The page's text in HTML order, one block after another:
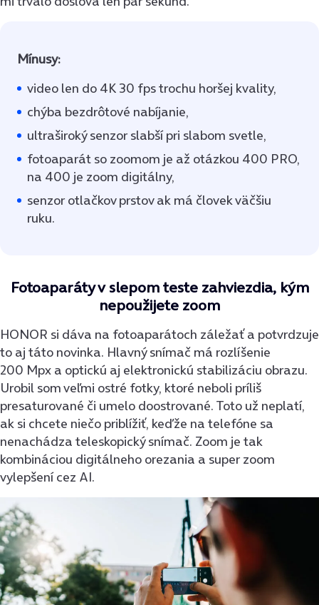
Mínusy:
video len do 4K 30 fps trochu horšej kvality,
chýba bezdrôtové nabíjanie,
ultraširoký senzor slabší pri slabom svetle,
fotoaparát so zoomom je až otázkou 400 PRO,
na 400 je zoom digitálny,
senzor otlačkov prstov ak má človek väčšiu
ruku.
Fotoaparáty v slepom teste zahviezdia, kým
nepoužijete zoom
HONOR si dáva na fotoaparátoch záležať a potvrdzuje
to aj táto novinka. Hlavný snímač má rozlíšenie
200 Mpx a optickú aj elektronickú stabilizáciu obrazu.
Urobil som veľmi ostré fotky, ktoré neboli príliš
presaturované či umelo doostrované. Toto už neplatí,
ak si chcete niečo priblížiť, keďže na telefóne sa
nenachádza teleskopický snímač. Zoom je tak
kombináciou digitálneho orezania a super zoom
vylepšení cez AI.